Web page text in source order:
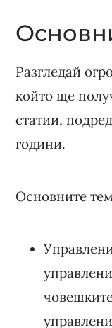
Разгледай
който ще
статии,
години.
Основните